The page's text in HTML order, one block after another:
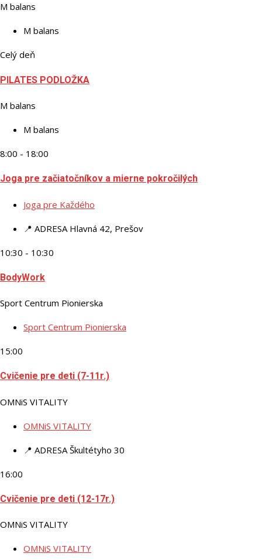
M balans
M balans
Celý deň
PILATES PODLOŽKA
M balans
M balans
8:00 - 18:00
Joga pre začiatočníkov a mierne pokročilých
Joga pre Každého
📍 ADRESA Hlavná 42, Prešov
10:30 - 10:30
BodyWork
Sport Centrum Pionierska
Sport Centrum Pionierska
15:00
Cvičenie pre deti (7-11r.)
OMNiS VITALITY
OMNiS VITALITY
📍 ADRESA Škultétyho 30
16:00
Cvičenie pre deti (12-17r.)
OMNiS VITALITY
OMNiS VITALITY